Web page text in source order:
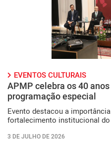
EVENTOS CULTURAIS
APMP celebra os 40
programação especial
Evento destacou a
fortalecimento institucional
3 DE JULHO DE 2026